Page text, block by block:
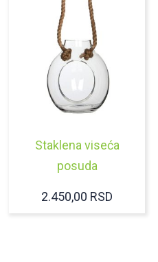
Staklena viseća
posuda
2.450,00 RSD